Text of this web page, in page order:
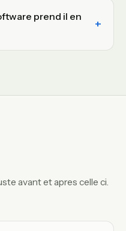
prend il en
avant et apres celle ci.